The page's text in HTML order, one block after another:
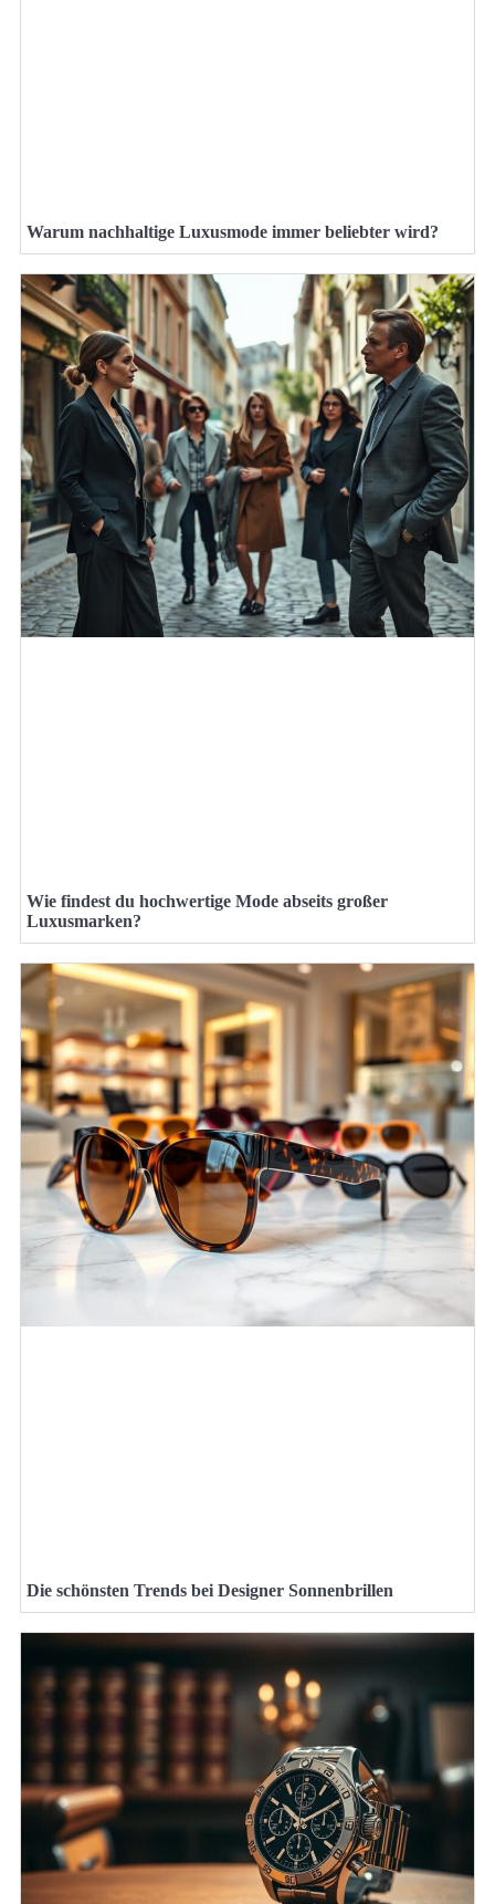
Warum nachhaltige Luxusmode immer beliebter wird?
Wie findest du hochwertige Mode abseits großer
Luxusmarken?
Die schönsten Trends bei Designer Sonnenbrillen